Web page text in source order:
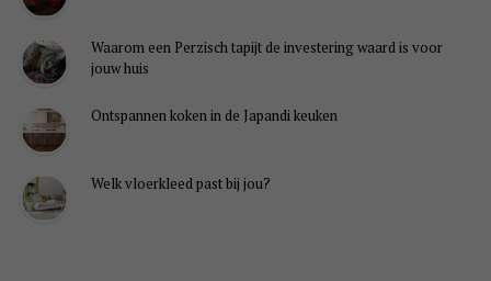
Waarom een Perzisch tapijt de investering waard is voor
jouw huis
Ontspannen koken in de Japandi keuken
Welk vloerkleed past bij jou?